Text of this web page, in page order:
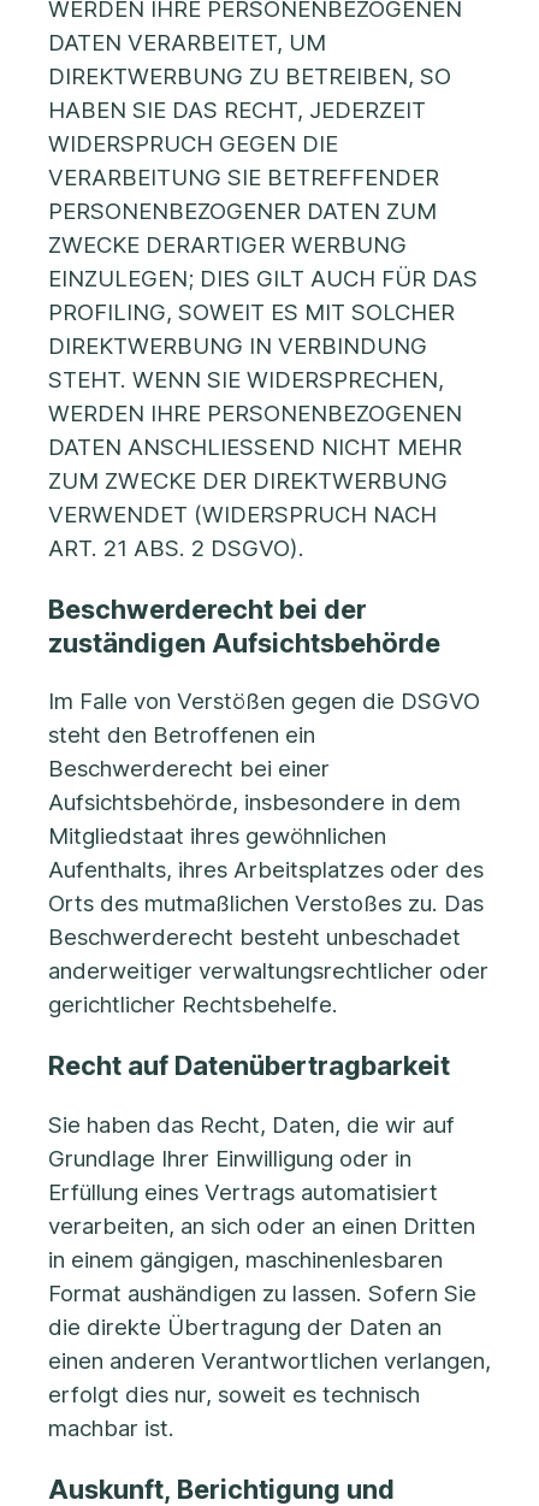
WERDEN IHRE PERSONENBEZOGENEN
DATEN VERARBEITET, UM
DIREKTWERBUNG ZU BETREIBEN, SO
HABEN SIE DAS RECHT, JEDERZEIT
WIDERSPRUCH GEGEN DIE
VERARBEITUNG SIE BETREFFENDER
PERSONENBEZOGENER DATEN ZUM
ZWECKE DERARTIGER WERBUNG
EINZULEGEN; DIES GILT AUCH FÜR DAS
PROFILING, SOWEIT ES MIT SOLCHER
DIREKTWERBUNG IN VERBINDUNG
STEHT. WENN SIE WIDERSPRECHEN,
WERDEN IHRE PERSONENBEZOGENEN
DATEN ANSCHLIESSEND NICHT MEHR
ZUM ZWECKE DER DIREKTWERBUNG
VERWENDET (WIDERSPRUCH NACH
ART. 21 ABS. 2 DSGVO).
Beschwerde­recht bei der
zuständigen Aufsichts­behörde
Im Falle von Verstößen gegen die DSGVO
steht den Betroffenen ein
Beschwerderecht bei einer
Aufsichtsbehörde, insbesondere in dem
Mitgliedstaat ihres gewöhnlichen
Aufenthalts, ihres Arbeitsplatzes oder des
Orts des mutmaßlichen Verstoßes zu. Das
Beschwerderecht besteht unbeschadet
anderweitiger verwaltungsrechtlicher oder
gerichtlicher Rechtsbehelfe.
Recht auf Daten­übertrag­barkeit
Sie haben das Recht, Daten, die wir auf
Grundlage Ihrer Einwilligung oder in
Erfüllung eines Vertrags automatisiert
verarbeiten, an sich oder an einen Dritten
in einem gängigen, maschinenlesbaren
Format aushändigen zu lassen. Sofern Sie
die direkte Übertragung der Daten an
einen anderen Verantwortlichen verlangen,
erfolgt dies nur, soweit es technisch
machbar ist.
Auskunft, Berichtigung und